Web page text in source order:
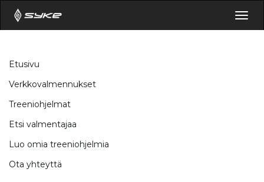
Etusivu
Verkkovalmennukset
Treeniohjelmat
Etsi valmentajaa
Luo omia treeniohjelmia
Ota yhteyttä